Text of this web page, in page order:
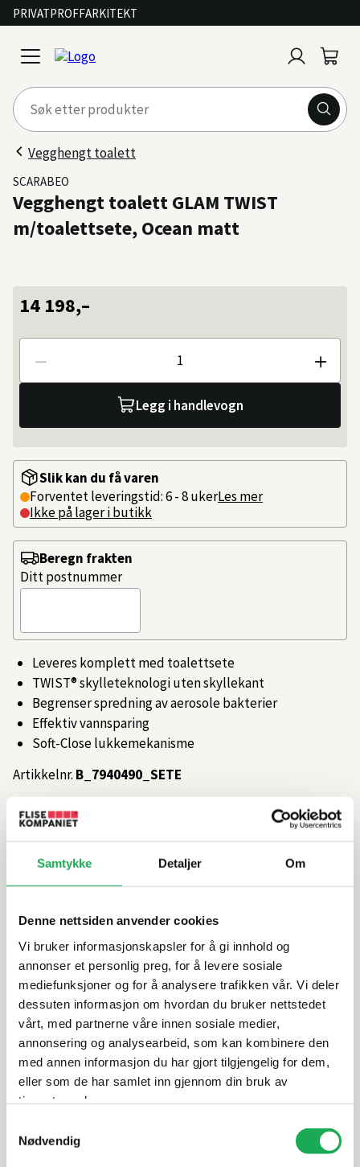
Samtykke Detaljer Om
Denne nettsiden anvender cookies
Vi bruker informasjonskapsler for å gi innhold og
annonser et personlig preg, for å levere sosiale
mediefunksjoner og for å analysere trafikken vår. Vi deler
dessuten informasjon om hvordan du bruker nettstedet
vårt, med partnerne våre innen sosiale medier,
annonsering og analysearbeid, som kan kombinere den
med annen informasjon du har gjort tilgjengelig for dem,
eller som de har samlet inn gjennom din bruk av
tjenestene deres.
Nødvendig
PRIVATPROFFARKITEKT
open
menu
inn
Vegghengt toalett
SCARABEO
Vegghengt toalett GLAM TWIST
m/toalettsete, Ocean matt
14 198,–
Antall
Legg i handlevogn
Slik kan du få varen
Forventet leveringstid: 6 - 8 ukerLes mer
Ikke på lager i butikk
Leveres komplett med toalettsete
TWIST® skylleteknologi uten skyllekant
Begrenser spredning av aerosole bakterier
Effektiv vannsparing
Soft-Close lukkemekanisme
Artikkelnr. B_7940490_SETE
Beregn frakten
Ditt postnummer
Produktinformasjon
Spesifikasjoner
Leveringsinformasjon
Alternative produkter
Vegghengt toalett GLAM TWIST
SCARABEO